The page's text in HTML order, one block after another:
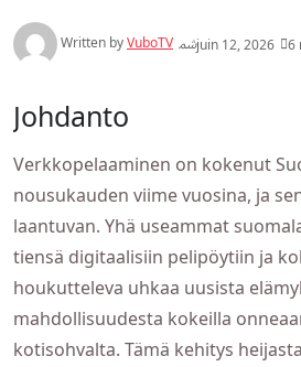
Written byVuboTV juin 12, 2026 6
Johdanto
Verkkopelaaminen on kokenut
nousukauden viime vuosina, ja
laantuvan. Yhä useammat
tiensä digitaalisiin pelipöytiin ja
houkutteleva uhkaa uusista
mahdollisuudesta kokeilla
kotisohvalta. Tämä kehitys